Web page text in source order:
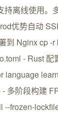
持离线使用。
优势自动
到 Nginx cp -
- Rust
language
多阶段构建
--frozen-